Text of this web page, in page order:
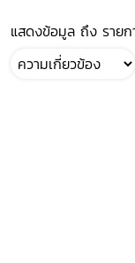
แสดงข้อมูล ถึง ราย